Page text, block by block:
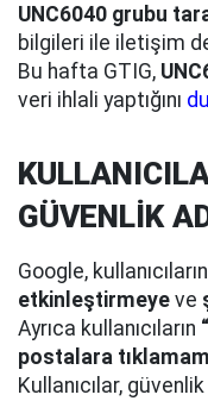
UNC6040 grubu
bilgileri ile iletişim
Bu hafta GTIG,
veri ihlali yaptığını
GÜVENLİK
Google,
etkinleştirmeye ve
Ayrıca kullanıcıların
postalara
Kullanıcılar,